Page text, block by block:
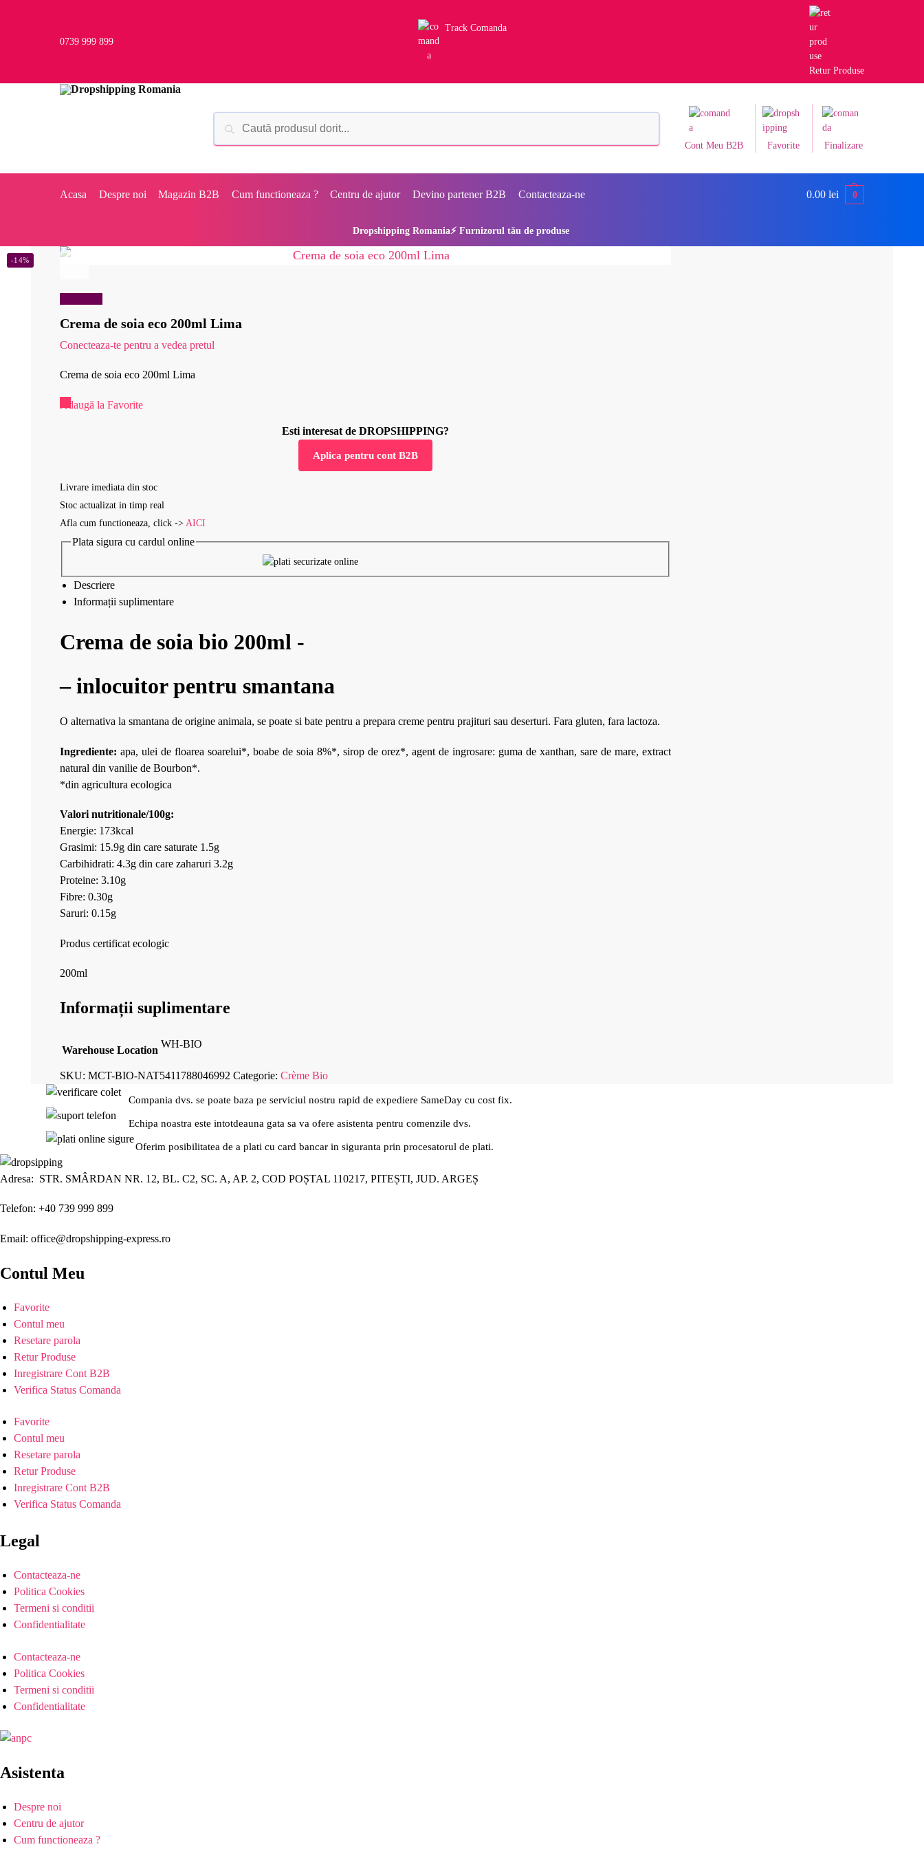
0739 999 899
Track Comanda
Retur Produse
Cont Meu B2B Favorite Finalizare
Acasa Despre noi Magazin B2B Cum functioneaza ? Centru de ajutor Devino partener B2B Contacteaza-ne 0.00 lei 0
Dropshipping Romania⚡ Furnizorul tău de produse
Crema de soia eco 200ml Lima
Conecteaza-te pentru a vedea pretul
-14%
Crema de soia eco 200ml Lima
Adaugă la Favorite
Esti interesat de DROPSHIPPING?
Aplica pentru cont B2B
Livrare imediata din stoc
Stoc actualizat in timp real
Afla cum functioneaza, click -> AICI
Plata sigura cu cardul online
Descriere
Informații suplimentare
Crema de soia bio 200ml -
– inlocuitor pentru smantana
O alternativa la smantana de origine animala, se poate si bate pentru a prepara creme pentru prajituri sau deserturi. Fara gluten, fara lactoza.
Ingrediente:apa, ulei de floarea soarelui*, boabe de soia 8%*, sirop de orez*, agent de ingrosare: guma de xanthan, sare de mare, extract
natural din vanilie de Bourbon*.
*din agricultura ecologica
Valori nutritionale/100g:
Energie: 173kcal
Grasimi: 15.9g din care saturate 1.5g
Carbihidrati: 4.3g din care zaharuri 3.2g
Proteine: 3.10g
Fibre: 0.30g
Saruri: 0.15g
Produs certificat ecologic
200ml
Informații suplimentare
Warehouse Location
WH-BIO
SKU: MCT-BIO-NAT5411788046992 Categorie: Crème Bio
Compania dvs. se poate baza pe serviciul nostru rapid de expediere SameDay cu cost fix.
Echipa noastra este intotdeauna gata sa va ofere asistenta pentru comenzile dvs.
Oferim posibilitatea de a plati cu card bancar in siguranta prin procesatorul de plati.
Adresa: STR. SMÂRDAN NR. 12, BL. C2, SC. A, AP. 2, COD POȘTAL 110217, PITEȘTI, JUD. ARGEȘ
Telefon: +40 739 999 899
Email: office@dropshipping-express.ro
Contul Meu
Favorite
Contul meu
Resetare parola
Retur Produse
Inregistrare Cont B2B
Verifica Status Comanda
Favorite
Contul meu
Resetare parola
Retur Produse
Inregistrare Cont B2B
Verifica Status Comanda
Legal
Contacteaza-ne
Politica Cookies
Termeni si conditii
Confidentialitate
Contacteaza-ne
Politica Cookies
Termeni si conditii
Confidentialitate
Asistenta
Despre noi
Centru de ajutor
Cum functioneaza ?